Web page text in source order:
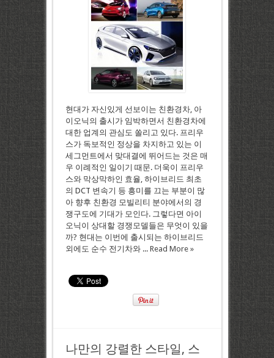
현대가 자신있게 선보이는 친환경차, 아
이오닉의 출시가 임박하면서 친환경차에
대한 업계의 관심도 쏠리고 있다. 프리우
스가 독보적인 정상을 차지하고 있는 이
세그먼트에서 맞대결에 뛰어드는 것은 매
우 이례적인 일이기 때문. 더욱이 프리우
스와 막상막하인 효율, 하이브리드 최초
의 DCT 변속기 등 흥미를 끄는 부분이 많
아 향후 친환경 모빌리티 분야에서의 경
쟁구도에 기대가 모인다. 그렇다면 아이
오닉이 상대할 경쟁모델들은 무엇이 있을
까? 현대는 이번에 출시되는 하이브리드
외에도 순수 전기차와 ... Read More »
나만의 강렬한 스타일, 스